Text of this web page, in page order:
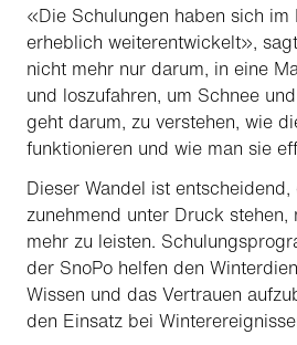
«Die Schulungen haben sich
erheblich weiterentwickelt»,
nicht mehr nur darum, in eine
und loszufahren, um Schnee
geht darum, zu verstehen, wie
funktionieren und wie man sie
Dieser Wandel ist
zunehmend unter Druck stehen,
mehr zu leisten.
der SnoPo helfen den
Wissen und das Vertrauen
den Einsatz bei